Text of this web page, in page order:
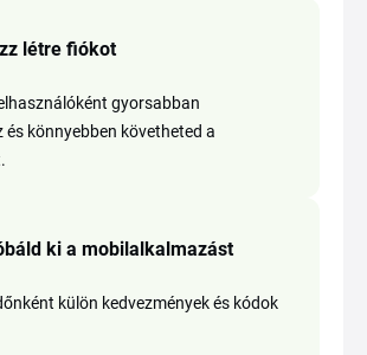
létre fiókot
gyorsabban
könnyebben követheted a
ki a mobilalkalmazást
külön kedvezmények és kódok